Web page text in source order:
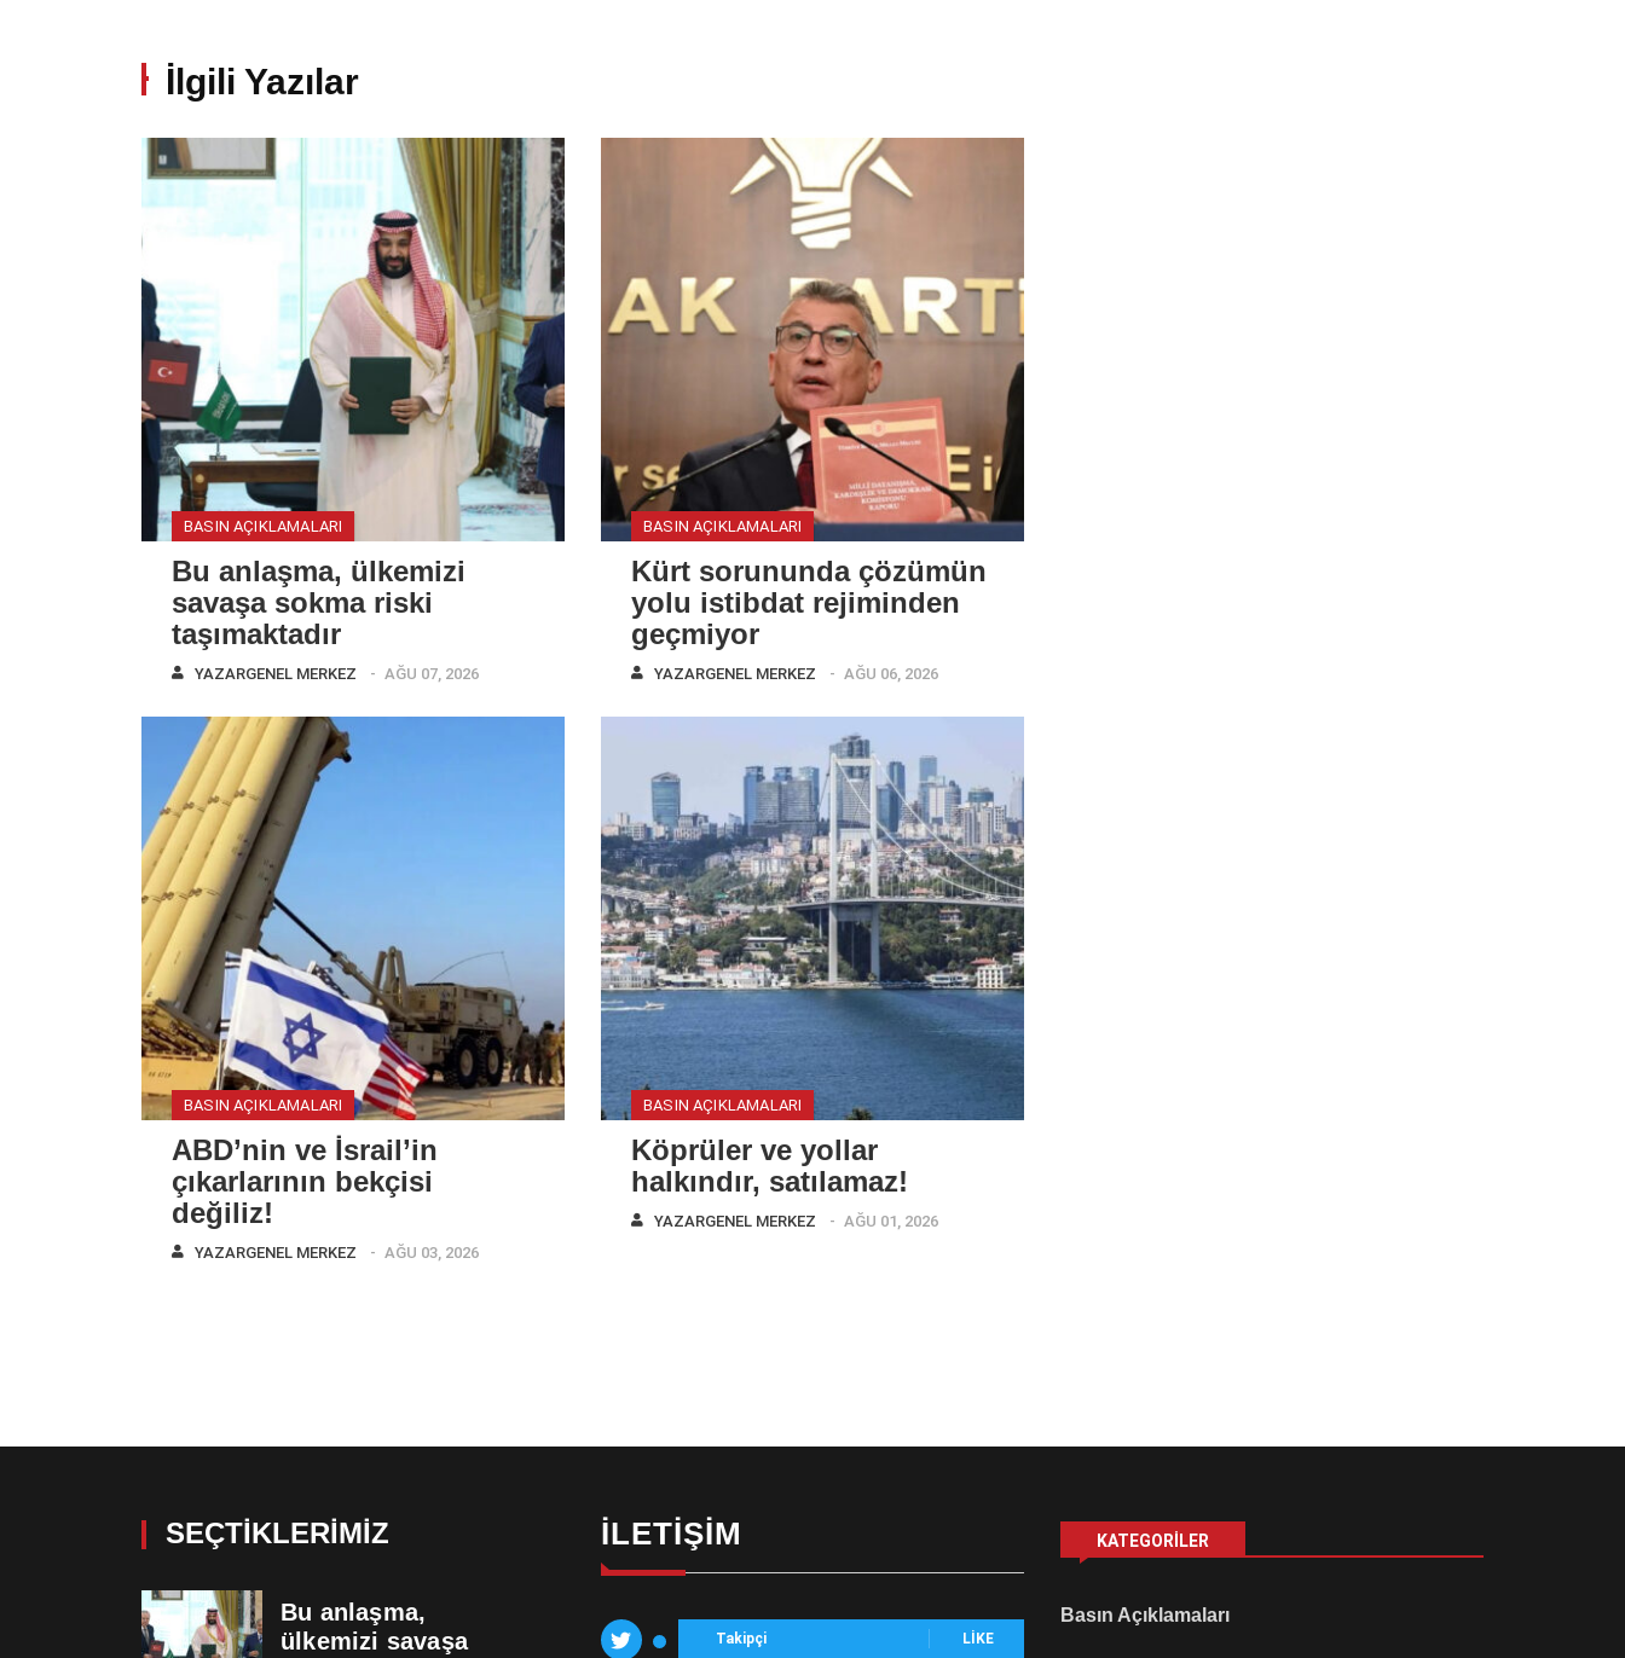
İlgili Yazılar
BASIN AÇIKLAMALARI
Bu anlaşma, ülkemizi
savaşa sokma riski
taşımaktadır
YAZARGENEL MERKEZ AĞU 07, 2026
BASIN AÇIKLAMALARI
Kürt sorununda çözümün
yolu istibdat rejiminden
geçmiyor
YAZARGENEL MERKEZ AĞU 06, 2026
BASIN AÇIKLAMALARI
ABD’nin ve İsrail’in
çıkarlarının bekçisi
değiliz!
YAZARGENEL MERKEZ AĞU 03, 2026
BASIN AÇIKLAMALARI
Köprüler ve yollar
halkındır, satılamaz!
YAZARGENEL MERKEZ AĞU 01, 2026
SEÇTIKLERIMIZ
Bu anlaşma,
ülkemizi savaşa
İLETIŞIM
Takipçi LIKE
KATEGORILER
Basın Açıklamaları